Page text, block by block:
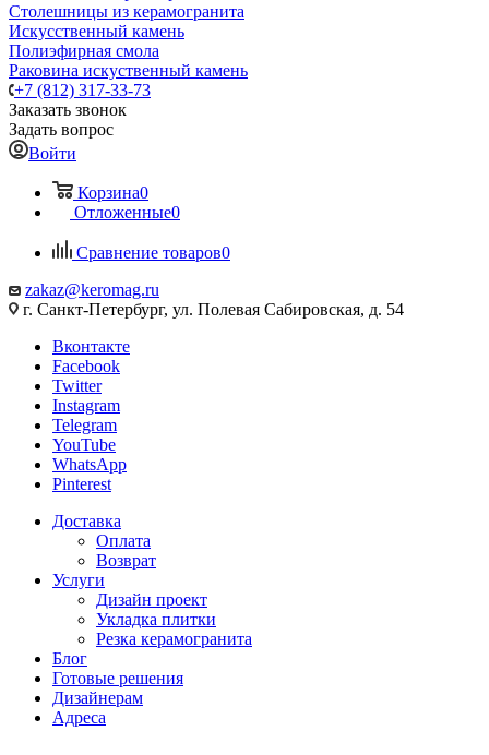
Столешницы из керамогранита
Искусственный камень
Полиэфирная смола
Раковина искуственный камень
+7 (812) 317-33-73
Заказать звонок
Задать вопрос
Войти
Корзина0
Отложенные0
Сравнение товаров0
zakaz@keromag.ru
г. Санкт-Петербург, ул. Полевая Сабировская, д. 54
Вконтакте
Facebook
Twitter
Instagram
Telegram
YouTube
WhatsApp
Pinterest
Доставка
Оплата
Возврат
Услуги
Дизайн проект
Укладка плитки
Резка керамогранита
Блог
Готовые решения
Дизайнерам
Адреса